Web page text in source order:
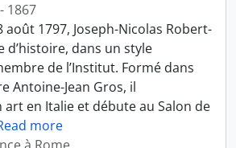
1867
août 1797, Joseph-Nicolas Robert-
d’histoire, dans un style
de l’Institut. Formé dans
Antoine-Jean Gros, il
en Italie et débute au Salon de
more